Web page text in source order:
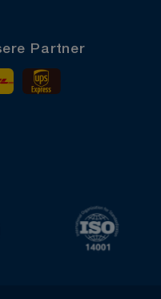
Partner
DHL
ISO 9001 zertifiziert